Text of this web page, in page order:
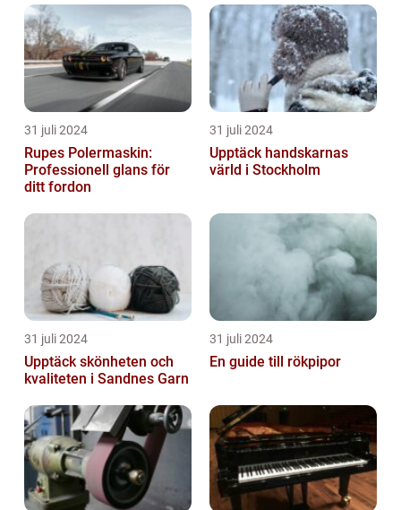
31 juli 2024
Rupes Polermaskin:
Professionell glans för
ditt fordon
31 juli 2024
Upptäck handskarnas
värld i Stockholm
31 juli 2024
Upptäck skönheten och
kvaliteten i Sandnes Garn
31 juli 2024
En guide till rökpipor